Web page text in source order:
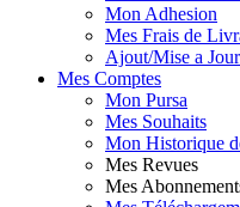
Mon Adhesion
Mes Frais de
Ajout/Mise a
Mes Comptes
Mon Pursa
Mes Souhaits
Mon Historique
Mes Revues
Mes